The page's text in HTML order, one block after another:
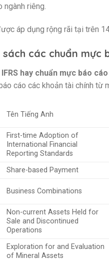
ngành riêng.
áp dụng rộng rãi tại trên
sách các chuẩn
hay chuẩn mực báo
cáo các khoản tài chính từ
Tên Tiếng Anh
First-time Adoption of
International Financial
Reporting Standards
Share-based Payment
Business Combinations
Non-current Assets Held for
Sale and Discontinued
Operations
Exploration for and Evaluation
of Mineral Assets